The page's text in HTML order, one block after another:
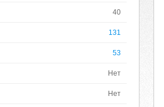
40
131
53
Нет
Нет